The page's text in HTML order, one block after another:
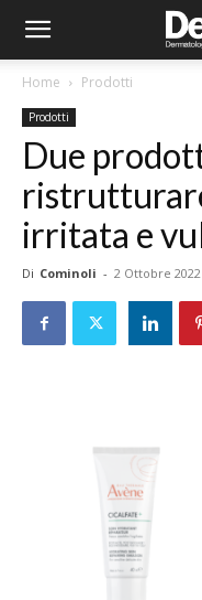
Home Prodotti
Prodotti
Due
irritata e
Di Cominoli - 2 Ottobre 2022